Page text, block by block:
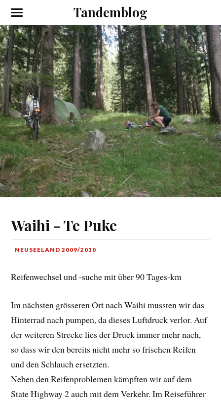
Tandemblog
Waihi - Te Puke
NEUSEELAND 2009/2010
Reifenwechsel und -suche mit über 90 Tages-km
Im nächsten grösseren Ort nach Waihi mussten wir das
Hinterrad nach pumpen, da dieses Luftdruck verlor. Auf
der weiteren Strecke lies der Druck immer mehr nach,
so dass wir den bereits nicht mehr so frischen Reifen
und den Schlauch ersetzten.
Neben den Reifenproblemen kämpften wir auf dem
State Highway 2 auch mit dem Verkehr. Im Reiseführer